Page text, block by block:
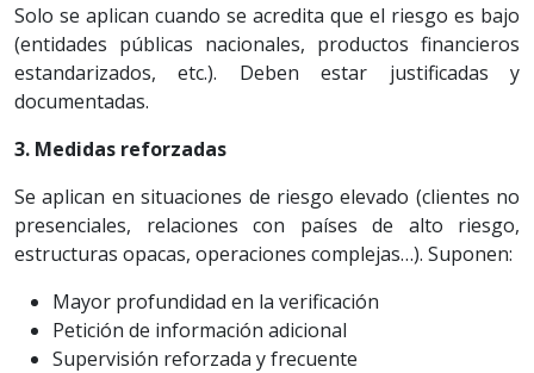
Solo se aplican cuando se acredita que el riesgo es bajo
(entidades públicas nacionales, productos financieros
estandarizados, etc.). Deben estar justificadas y
documentadas.
3. Medidas reforzadas
Se aplican en situaciones de riesgo elevado (clientes no
presenciales, relaciones con países de alto riesgo,
estructuras opacas, operaciones complejas…). Suponen:
Mayor profundidad en la verificación
Petición de información adicional
Supervisión reforzada y frecuente